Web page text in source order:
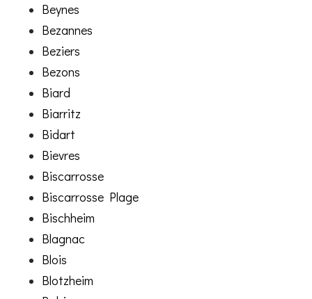
Beynes
Bezannes
Beziers
Bezons
Biard
Biarritz
Bidart
Bievres
Biscarrosse
Biscarrosse Plage
Bischheim
Blagnac
Blois
Blotzheim